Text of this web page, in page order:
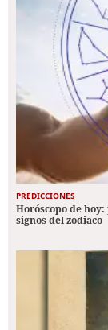
PREDICCIONES
Horóscopo de
signos del zodiaco